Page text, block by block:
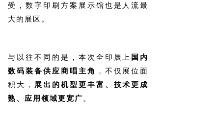
受，数字印刷方案展示馆也是人流最
大的展区。
与以往不同的是，本次全印展上 国内
数码装备供应商唱主角
，不仅展位面
积大， 展出的机型更丰富、技术更成
熟、应用领域更宽广。